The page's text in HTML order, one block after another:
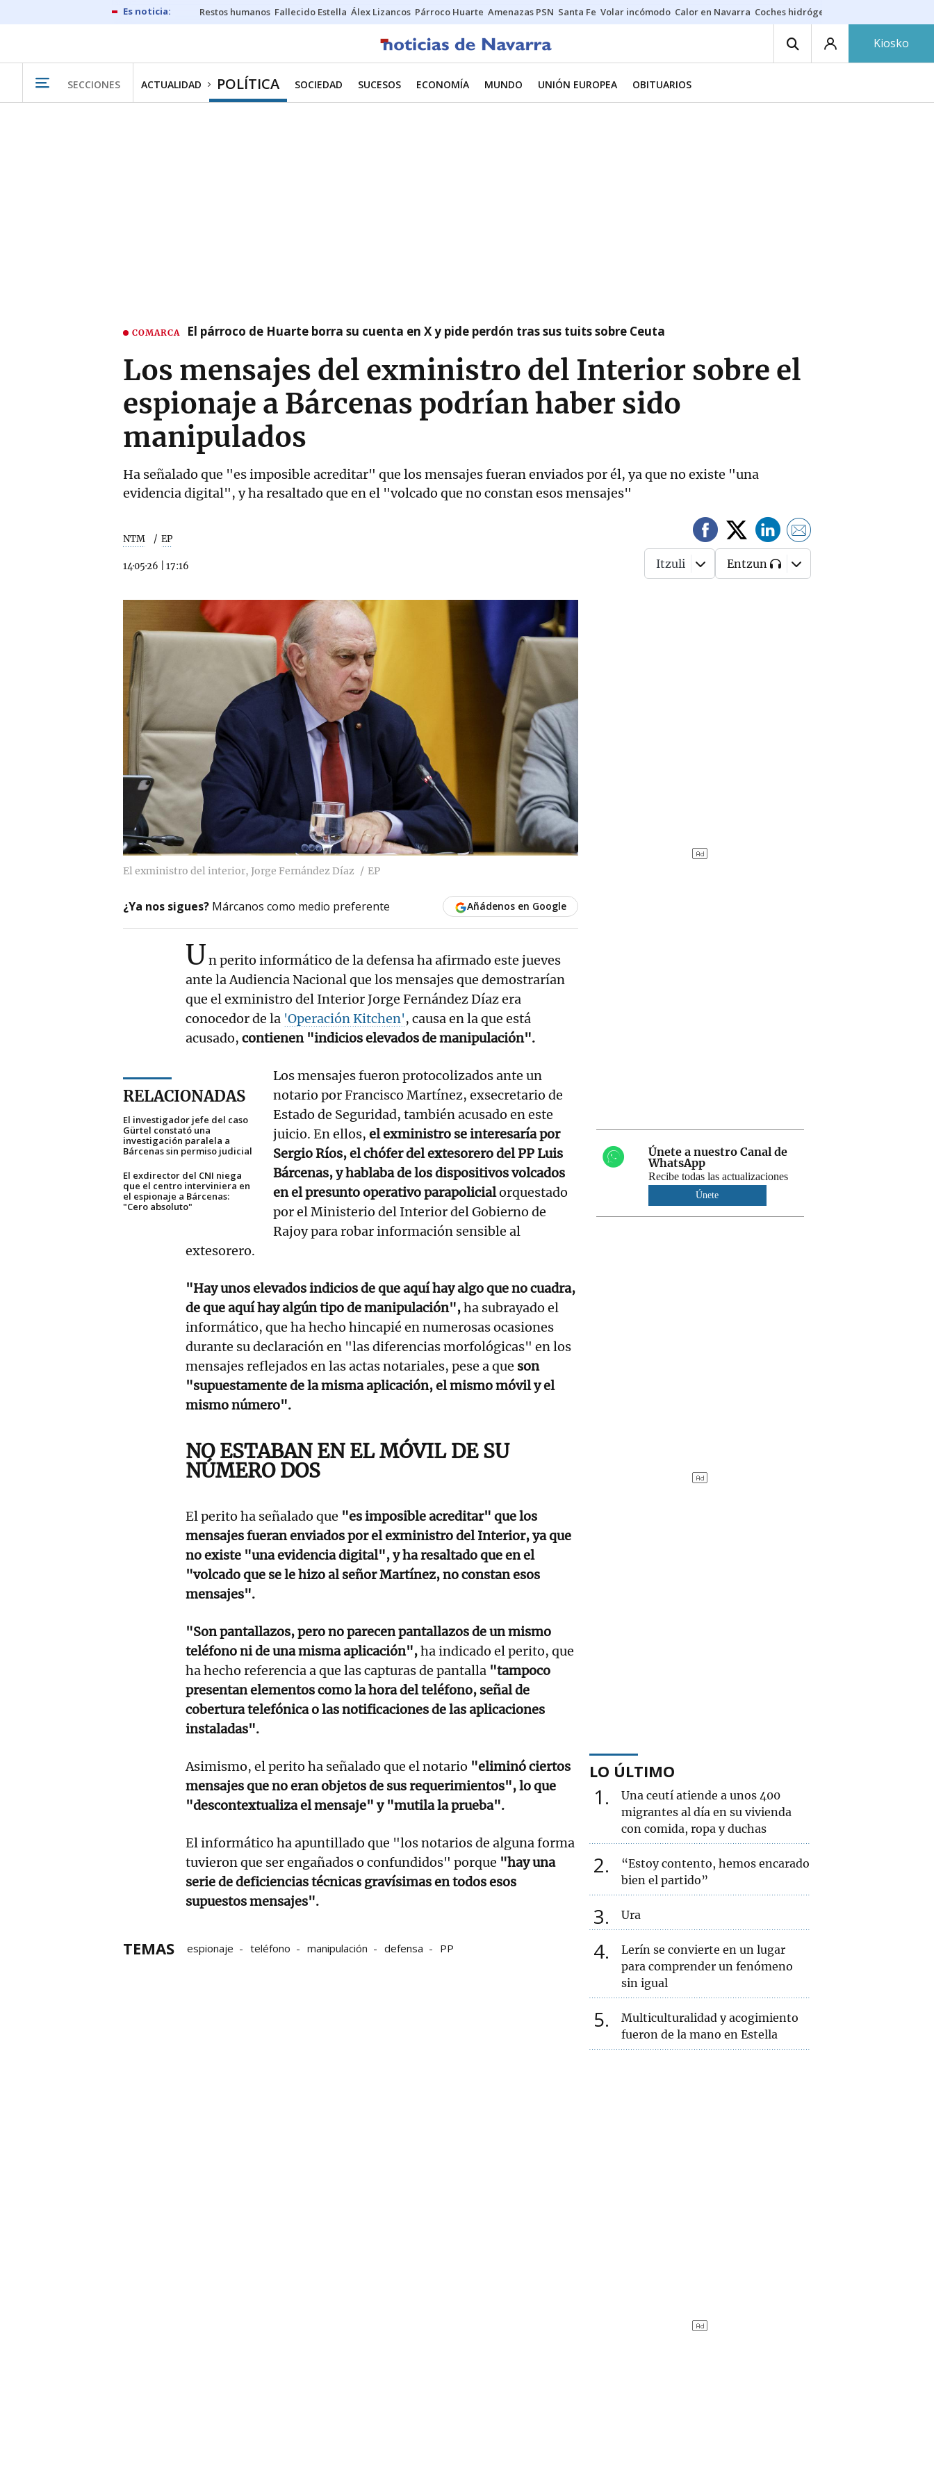
Restos humanos Fallecido Estella Álex Lizancos Párroco Huarte Amenazas PSN Santa Fe Volar incómodo Calor en Navarra Coches hidrógeno
Kiosko
SECCIONES ACTUALIDAD POLÍTICA SOCIEDAD SUCESOS ECONOMÍA MUNDO UNIÓN EUROPEA OBITUARIOS
COMARCA El párroco de Huarte borra su cuenta en X y pide perdón tras sus tuits sobre Ceuta
Los mensajes del exministro del Interior sobre el
espionaje a Bárcenas podrían haber sido
manipulados
Ha señalado que "es imposible acreditar" que los mensajes fueran enviados por él, ya que no existe "una
evidencia digital", y ha resaltado que en el "volcado que no constan esos mensajes"
NTM EP
14·05·26 17:16 Itzuli Entzun
El exministro del interior, Jorge Fernández Díaz EP
¿Ya nos sigues? Márcanos como medio preferente Añádenos en Google
Un perito informático de la defensa ha afirmado este jueves
ante la Audiencia Nacional que los mensajes que demostrarían
que el exministro del Interior Jorge Fernández Díaz era
conocedor de la 'Operación Kitchen', causa en la que está
acusado, contienen "indicios elevados de manipulación".
RELACIONADAS
El investigador jefe del caso
Gürtel constató una
investigación paralela a
Bárcenas sin permiso judicial
El exdirector del CNI niega
que el centro interviniera en
el espionaje a Bárcenas:
"Cero absoluto"
Los mensajes fueron protocolizados ante un
notario por Francisco Martínez, exsecretario de
Estado de Seguridad, también acusado en este
juicio. En ellos,el exministro se interesaría por
Sergio Ríos, el chófer del extesorero del PP Luis
Bárcenas, y hablaba de los dispositivos volcados
en el presunto operativo parapolicialorquestado
por el Ministerio del Interior del Gobierno de
Rajoy para robar información sensible al
extesorero.
"Hay unos elevados indicios de que aquí hay algo que no cuadra,
de que aquí hay algún tipo de manipulación",ha subrayado el
informático, que ha hecho hincapié en numerosas ocasiones
durante su declaración en "las diferencias morfológicas" en los
mensajes reflejados en las actas notariales, pese a que son
"supuestamente de la misma aplicación, el mismo móvil y el
mismo número".
NO ESTABAN EN EL MÓVIL DE SU
NÚMERO DOS
El perito ha señalado que "es imposible acreditar" que los
mensajes fueran enviados por el exministro del Interior, ya que
no existe "una evidencia digital", y ha resaltado que en el
"volcado que se le hizo al señor Martínez, no constan esos
mensajes".
"Son pantallazos, pero no parecen pantallazos de un mismo
teléfono ni de una misma aplicación",ha indicado el perito, que
ha hecho referencia a que las capturas de pantalla "tampoco
presentan elementos como la hora del teléfono, señal de
cobertura telefónica o las notificaciones de las aplicaciones
instaladas".
Asimismo, el perito ha señalado que el notario "eliminó ciertos
mensajes que no eran objetos de sus requerimientos", lo que
"descontextualiza el mensaje" y "mutila la prueba".
El informático ha apuntillado que "los notarios de alguna forma
tuvieron que ser engañados o confundidos" porque "hay una
serie de deficiencias técnicas gravísimas en todos esos
supuestos mensajes".
TEMAS espionaje teléfono manipulación defensa PP
Únete a nuestro Canal de
WhatsApp
Recibe todas las actualizaciones
Únete
LO ÚLTIMO
1
Una ceutí atiende a unos 400
migrantes al día en su vivienda
con comida, ropa y duchas
2
“Estoy contento, hemos encarado
bien el partido”
3 Ura
4
Lerín se convierte en un lugar
para comprender un fenómeno
sin igual
5
Multiculturalidad y acogimiento
fueron de la mano en Estella